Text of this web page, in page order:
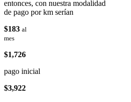
entonces, con nuestra modalidad
de pago por km serían
$183 al
mes
$1,726
pago inicial
$3,922